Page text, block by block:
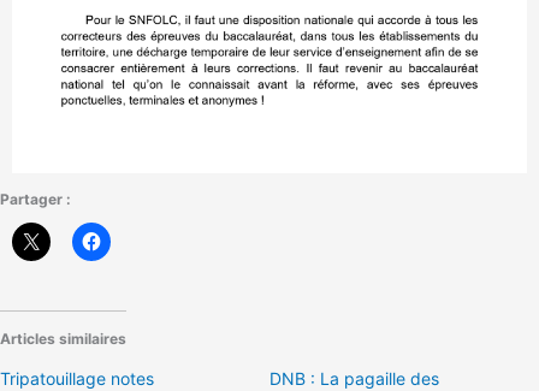
Partager :
Articles similaires
Tripatouillage notes
DNB : La pagaille des